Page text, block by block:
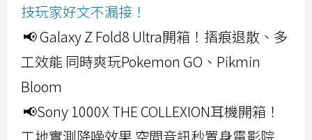
技玩家好文不漏接！
📢 Galaxy Z Fold8 Ultra開箱！摺痕退散、多
工效能 同時爽玩Pokemon GO、Pikmin
Bloom
📢Sony 1000X THE COLLEXION耳機開箱！